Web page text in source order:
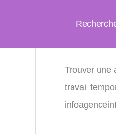
Trouver une
travail